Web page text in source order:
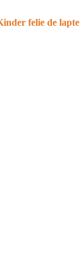
felie de lapte